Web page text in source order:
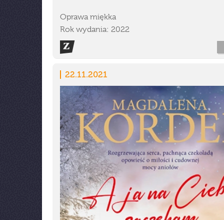
Oprawa miękka
Rok wydania: 2022
22.11.2021